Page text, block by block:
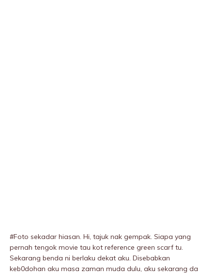
#Foto sekadar hiasan. Hi, tajuk nak gempak. Siapa yang
pernah tengok movie tau kot reference green scarf tu.
Sekarang benda ni berlaku dekat aku. Disebabkan
keb0dohan aku masa zaman muda dulu, aku sekarang da